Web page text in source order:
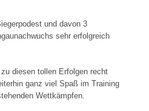
und davon 3
sehr erfolgreich
diesen tollen Erfolgen recht
ganz viel Spaß im Training
Wettkämpfen.